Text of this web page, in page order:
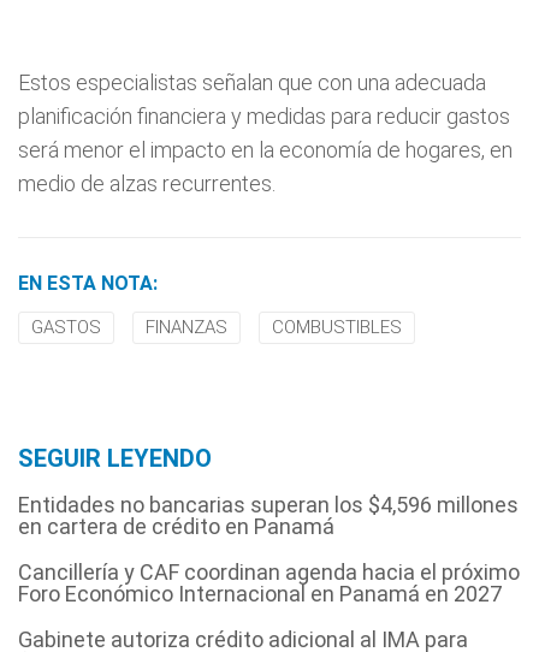
Estos especialistas señalan que con una adecuada
planificación financiera y medidas para reducir gastos
será menor el impacto en la economía de hogares, en
medio de alzas recurrentes.
EN ESTA NOTA:
GASTOS FINANZAS COMBUSTIBLES
SEGUIR LEYENDO
Entidades no bancarias superan los $4,596 millones
en cartera de crédito en Panamá
Cancillería y CAF coordinan agenda hacia el próximo
Foro Económico Internacional en Panamá en 2027
Gabinete autoriza crédito adicional al IMA para